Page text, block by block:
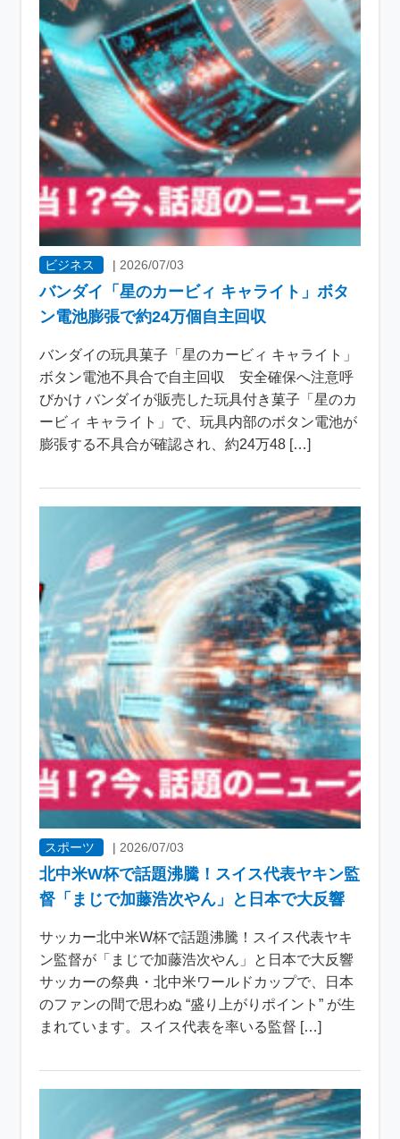
ビジネス |2026/07/03
バンダイ「星のカービィ キャライト」ボタ
ン電池膨張で約24万個自主回収
バンダイの玩具菓子「星のカービィ キャライト」
ボタン電池不具合で自主回収 安全確保へ注意呼
びかけ バンダイが販売した玩具付き菓子「星のカ
ービィ キャライト」で、玩具内部のボタン電池が
膨張する不具合が確認され、約24万48 […]
スポーツ | 2026/07/03
北中米W杯で話題沸騰！スイス代表ヤキン監
督「まじで加藤浩次やん」と日本で大反響
サッカー北中米W杯で話題沸騰！スイス代表ヤキ
ン監督が「まじで加藤浩次やん」と日本で大反響
サッカーの祭典・北中米ワールドカップで、日本
のファンの間で思わぬ “盛り上がりポイント” が生
まれています。スイス代表を率いる監督 […]